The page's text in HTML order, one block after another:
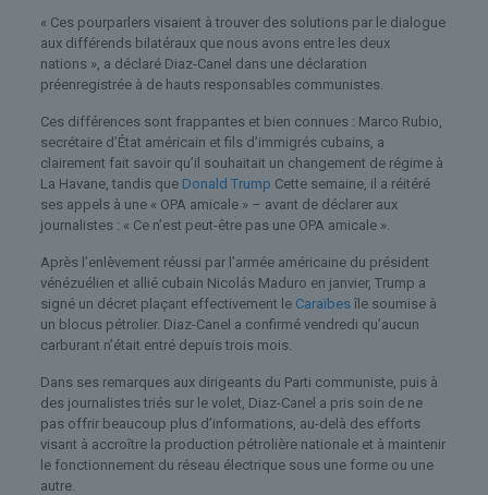
« Ces pourparlers visaient à trouver des solutions par le dialogue
aux différends bilatéraux que nous avons entre les deux
nations », a déclaré Diaz-Canel dans une déclaration
préenregistrée à de hauts responsables communistes.
Ces différences sont frappantes et bien connues : Marco Rubio,
secrétaire d’État américain et fils d’immigrés cubains, a
clairement fait savoir qu’il souhaitait un changement de régime à
La Havane, tandis que Donald Trump Cette semaine, il a réitéré
ses appels à une « OPA amicale » – avant de déclarer aux
journalistes : « Ce n’est peut-être pas une OPA amicale ».
Après l’enlèvement réussi par l’armée américaine du président
vénézuélien et allié cubain Nicolás Maduro en janvier, Trump a
signé un décret plaçant effectivement le Caraïbesîle soumise à
un blocus pétrolier. Diaz-Canel a confirmé vendredi qu’aucun
carburant n’était entré depuis trois mois.
Dans ses remarques aux dirigeants du Parti communiste, puis à
des journalistes triés sur le volet, Diaz-Canel a pris soin de ne
pas offrir beaucoup plus d’informations, au-delà des efforts
visant à accroître la production pétrolière nationale et à maintenir
le fonctionnement du réseau électrique sous une forme ou une
autre.